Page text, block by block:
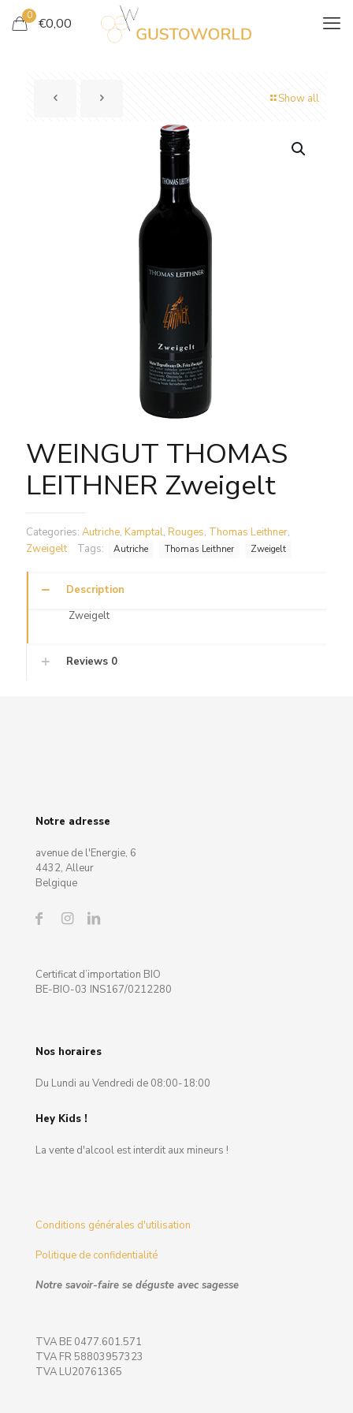
0 €0,00
Show all
WEINGUT THOMAS
LEITHNER Zweigelt
Categories: Autriche, Kamptal, Rouges, Thomas Leithner,
Zweigelt
Tags: Autriche Thomas Leithner Zweigelt
Description
Zweigelt
Reviews 0
Notre adresse
avenue de l'Energie, 6
4432, Alleur
Belgique
Certificat d’importation BIO
BE-BIO-03 INS167/0212280
Nos horaires
Du Lundi au Vendredi de 08:00-18:00
Hey Kids !
La vente d'alcool est interdit aux mineurs !
Conditions générales d'utilisation
Politique de confidentialité
Notre savoir-faire se déguste avec sagesse
TVA BE 0477.601.571
TVA FR 58803957323
TVA LU20761365